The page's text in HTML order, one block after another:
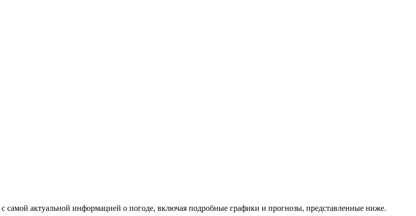
самой актуальной информацией о погоде, включая подробные графики и прогнозы, представленные ниже.